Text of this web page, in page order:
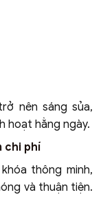
nên sáng sủa,
hoạt hằng ngày.
chi phí
thông minh,
và thuận tiện.